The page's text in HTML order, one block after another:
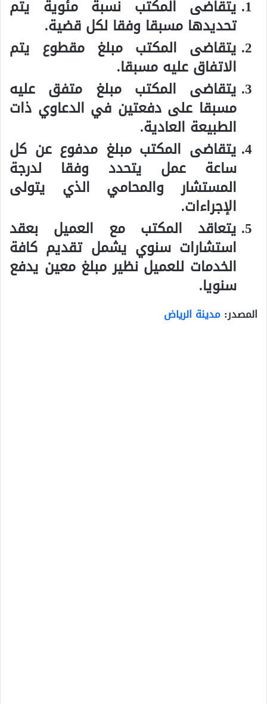
يتقاضى المكتب نسبة مئوية يتم
تحديدها مسبقا وفقا لكل قضية.
يتقاضى المكتب مبلغ مقطوع يتم
الاتفاق عليه مسبقا.
يتقاضى المكتب مبلغ متفق عليه
مسبقا على دفعتين في الدعاوي ذات
الطبيعة العادية.
يتقاضى المكتب مبلغ مدفوع عن كل
ساعة عمل يتحدد وفقا لدرجة
المستشار والمحامي الذي يتولى
الإجراءات.
يتعاقد المكتب مع العميل بعقد
استشارات سنوي يشمل تقديم كافة
الخدمات للعميل نظير مبلغ معين يدفع
سنويا.
المصدر: مدينة الرياض